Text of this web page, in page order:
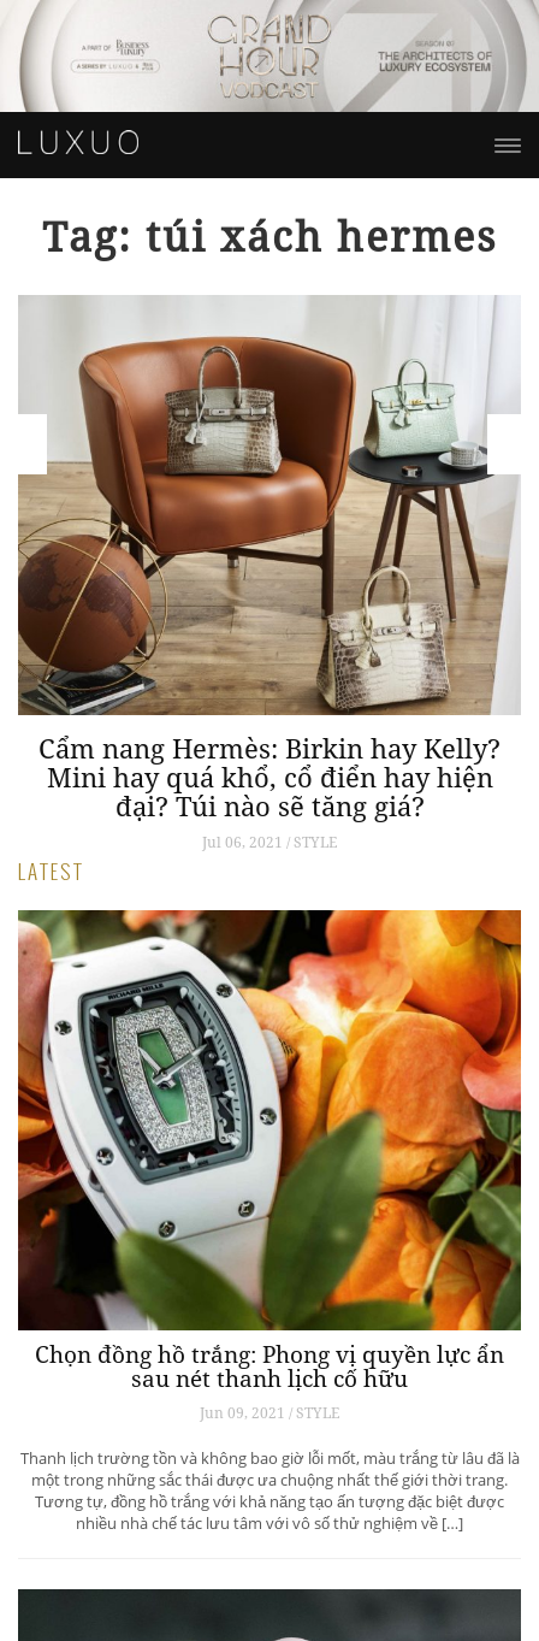
Tag: túi xách hermes
Cẩm nang Hermès: Birkin hay Kelly?
Mini hay quá khổ, cổ điển hay hiện
đại? Túi nào sẽ tăng giá?
Jul 06, 2021 / STYLE
LATEST
Chọn đồng hồ trắng: Phong vị quyền lực ẩn
sau nét thanh lịch cố hữu
Jun 09, 2021 / STYLE
Thanh lịch trường tồn và không bao giờ lỗi mốt, màu trắng từ lâu đã là
một trong những sắc thái được ưa chuộng nhất thế giới thời trang.
Tương tự, đồng hồ trắng với khả năng tạo ấn tượng đặc biệt được
nhiều nhà chế tác lưu tâm với vô số thử nghiệm về […]